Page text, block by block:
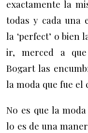
exactamente la
todas y cada una
la ‘perfect’ o bien
ir, merced a
Bogart las
la moda que fue el
No es que la
lo es de una